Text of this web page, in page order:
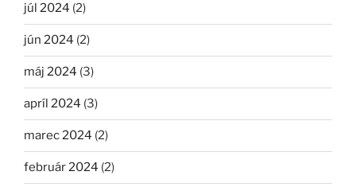
júl 2024 (2)
jún 2024 (2)
máj 2024 (3)
apríl 2024 (3)
marec 2024 (2)
február 2024 (2)